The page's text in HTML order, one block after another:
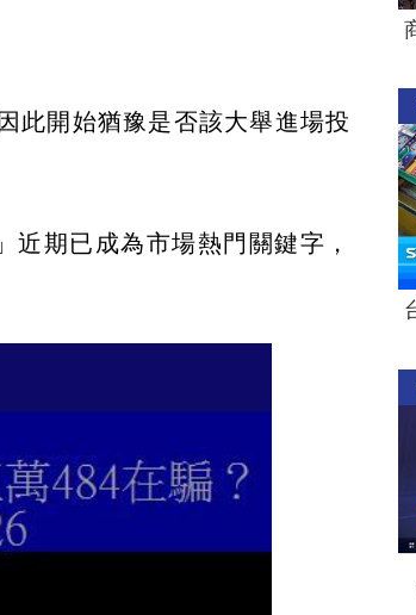
此開始猶豫是否該大舉進場投
期已成為市場熱門關鍵字，